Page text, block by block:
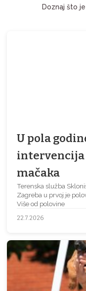
Doznaj što
U pola
intervencija
mačaka
Terenska služba
Zagreba u prvoj je
Više od polovine
22.7.2026